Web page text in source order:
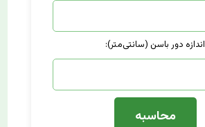
اندازه دور باسن (سانتی‌متر):
محاسبه